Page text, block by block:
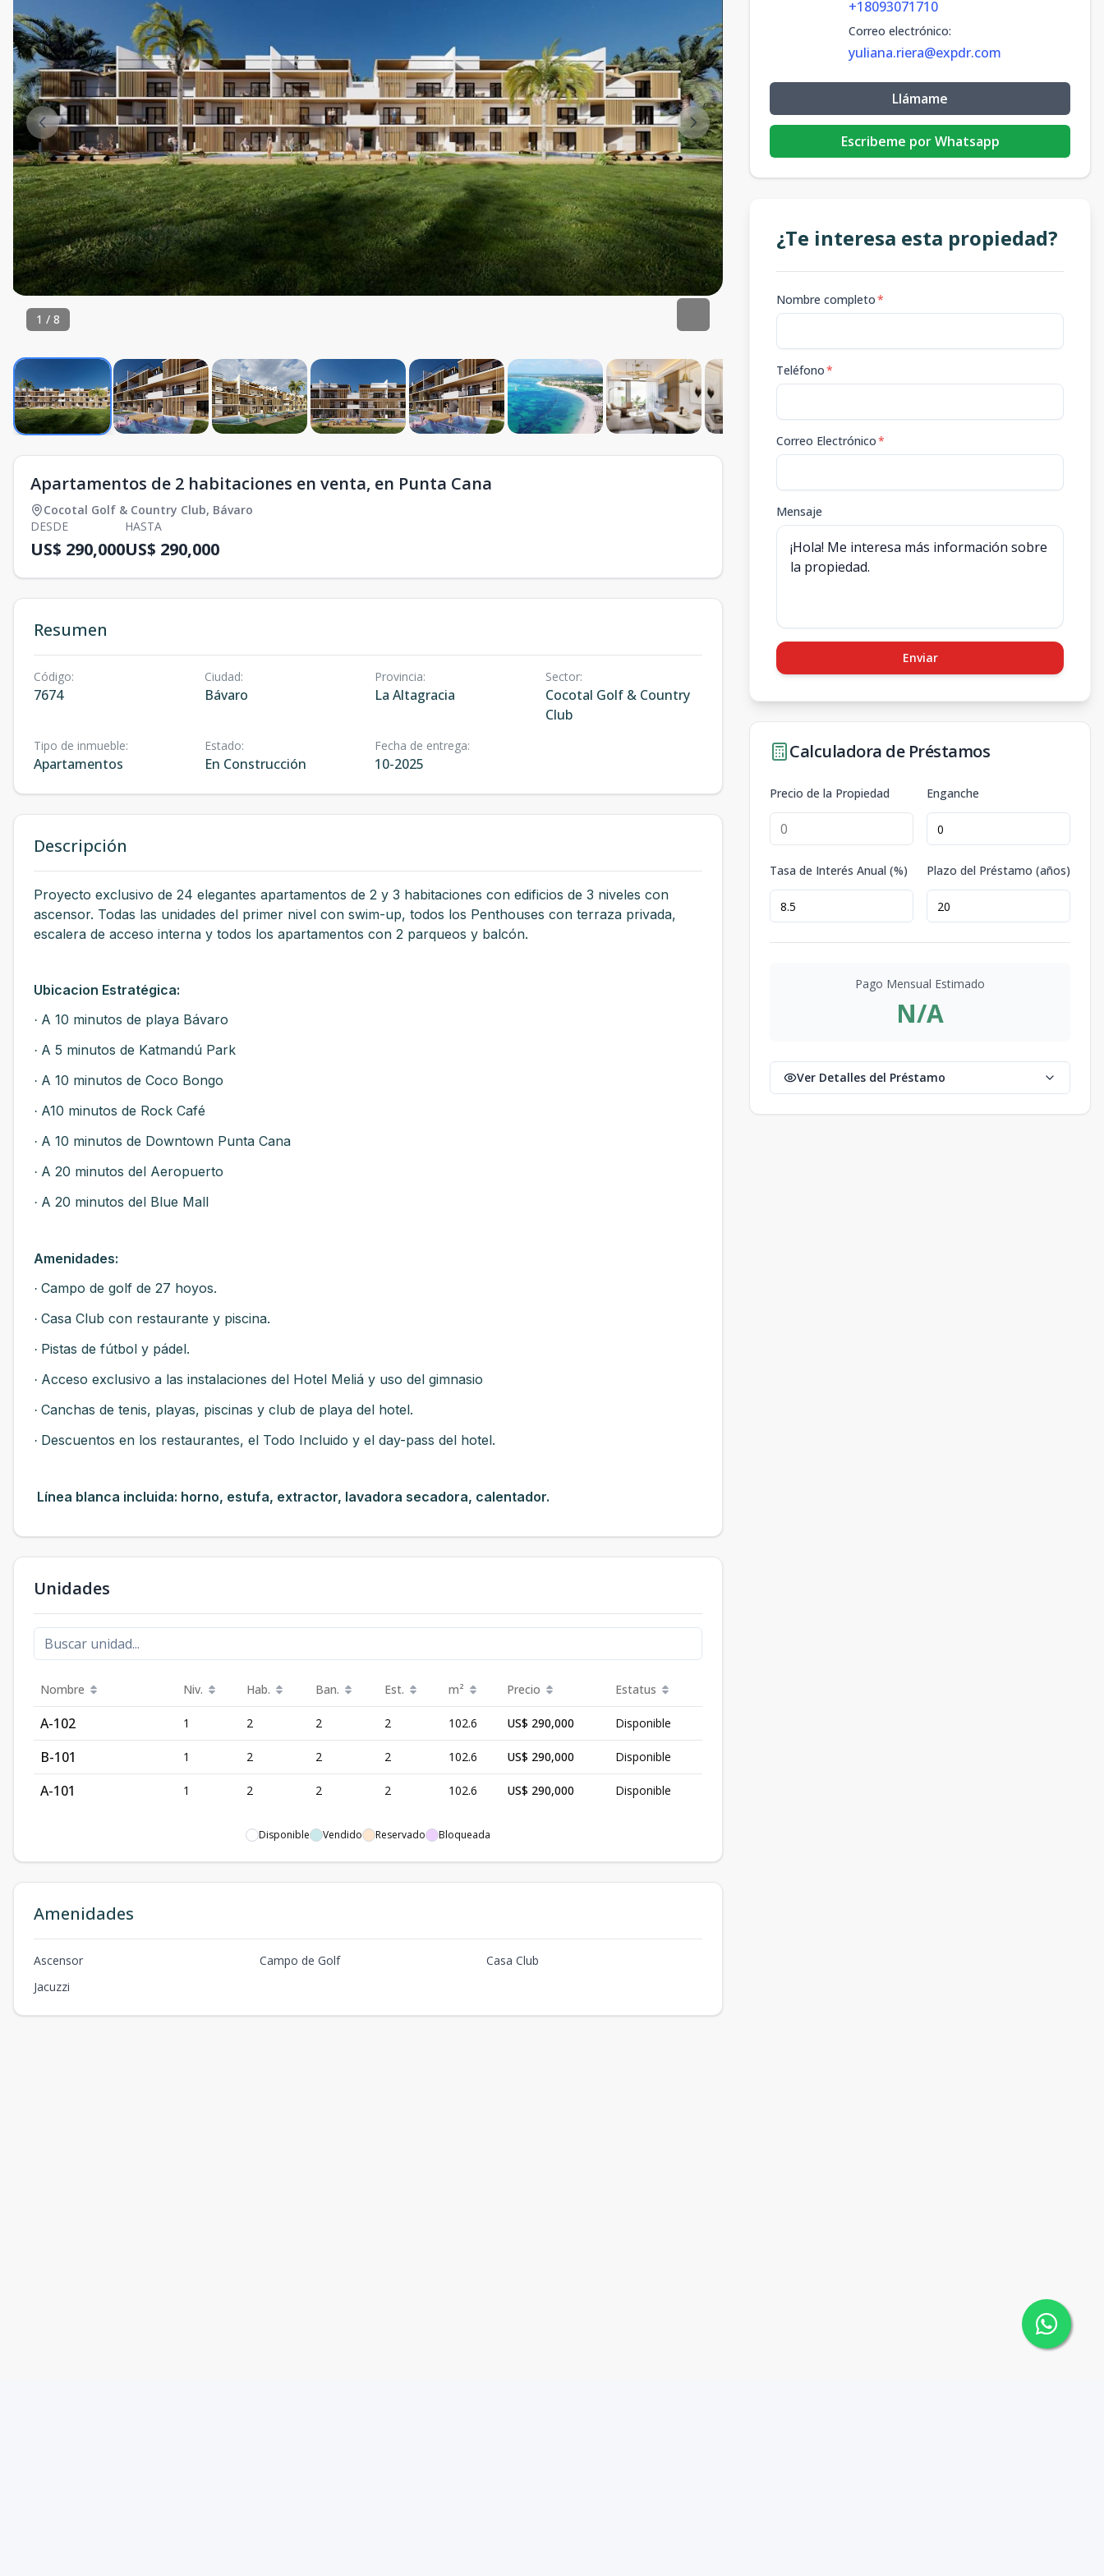
1 / 8
Apartamentos de 2 habitaciones en venta, en Punta Cana
Cocotal Golf & Country Club, Bávaro
DESDE
US$ 290,000
HASTA
US$ 290,000
Resumen
Código:
7674
Ciudad:
Bávaro
Provincia:
La Altagracia
Sector:
Cocotal Golf & Country
Club
Tipo de inmueble:
Apartamentos
Estado:
En Construcción
Fecha de entrega:
10-2025
Descripción
Proyecto exclusivo de 24 elegantes apartamentos de 2 y 3 habitaciones con edificios de 3 niveles con
ascensor. Todas las unidades del primer nivel con swim-up, todos los Penthouses con terraza privada,
escalera de acceso interna y todos los apartamentos con 2 parqueos y balcón.
Ubicacion Estratégica:
· A 10 minutos de playa Bávaro
· A 5 minutos de Katmandú Park
· A 10 minutos de Coco Bongo
· A10 minutos de Rock Café
· A 10 minutos de Downtown Punta Cana
· A 20 minutos del Aeropuerto
· A 20 minutos del Blue Mall
Amenidades:
· Campo de golf de 27 hoyos.
· Casa Club con restaurante y piscina.
· Pistas de fútbol y pádel.
· Acceso exclusivo a las instalaciones del Hotel Meliá y uso del gimnasio
· Canchas de tenis, playas, piscinas y club de playa del hotel.
· Descuentos en los restaurantes, el Todo Incluido y el day-pass del hotel.
Línea blanca incluida: horno, estufa, extractor, lavadora secadora, calentador.
Unidades
Nombre Niv. Hab. Ban. Est. m² Precio Estatus
A-102 1 2 2 2 102.6 US$ 290,000 Disponible
B-101 1 2 2 2 102.6 US$ 290,000 Disponible
A-101 1 2 2 2 102.6 US$ 290,000 Disponible
Disponible Vendido Reservado Bloqueada
Amenidades
Ascensor Campo de Golf
Casa Club
Jacuzzi
+18093071710
Correo electrónico:
yuliana.riera@expdr.com
Llámame
Escribeme por Whatsapp
¿Te interesa esta propiedad?
Nombre completo*
Teléfono*
Correo Electrónico*
Mensaje
Enviar
Calculadora de Préstamos
Precio de la Propiedad Enganche
Tasa de Interés Anual (%) Plazo del Préstamo (años)
Pago Mensual Estimado
N/A
Ver Detalles del Préstamo